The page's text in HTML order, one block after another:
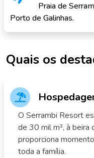
Praia de
Porto de Galinhas.
Quais os
O Serrambi Resort
de 30 mil m², à beira
proporciona
toda a família.